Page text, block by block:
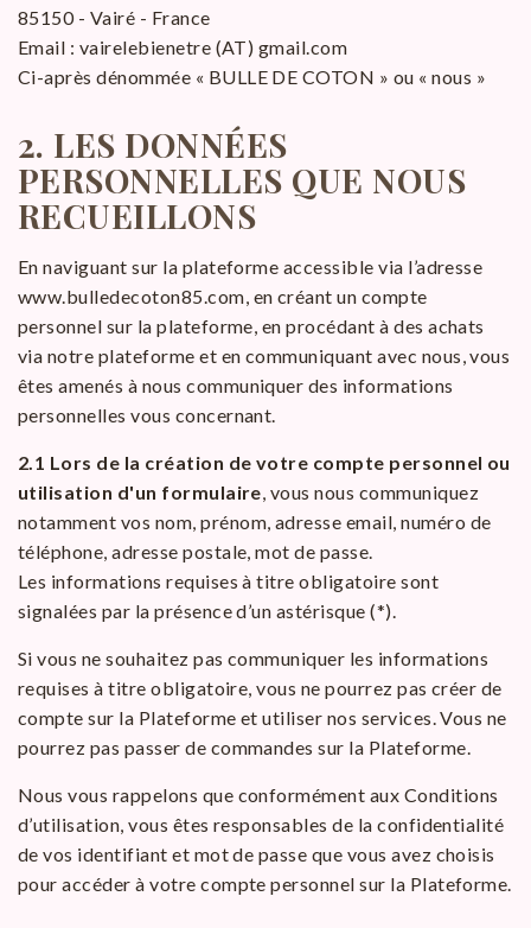
85150 - Vairé - France
Email : vairelebienetre (AT) gmail.com
Ci-après dénommée « BULLE DE COTON » ou « nous »
2. LES DONNÉES
PERSONNELLES QUE NOUS
RECUEILLONS
En naviguant sur la plateforme accessible via l’adresse
www.bulledecoton85.com, en créant un compte
personnel sur la plateforme, en procédant à des achats
via notre plateforme et en communiquant avec nous, vous
êtes amenés à nous communiquer des informations
personnelles vous concernant.
2.1 Lors de la création de votre compte personnel ou
utilisation d'un formulaire, vous nous communiquez
notamment vos nom, prénom, adresse email, numéro de
téléphone, adresse postale, mot de passe.
Les informations requises à titre obligatoire sont
signalées par la présence d’un astérisque (*).
Si vous ne souhaitez pas communiquer les informations
requises à titre obligatoire, vous ne pourrez pas créer de
compte sur la Plateforme et utiliser nos services. Vous ne
pourrez pas passer de commandes sur la Plateforme.
Nous vous rappelons que conformément aux Conditions
d’utilisation, vous êtes responsables de la confidentialité
de vos identifiant et mot de passe que vous avez choisis
pour accéder à votre compte personnel sur la Plateforme.